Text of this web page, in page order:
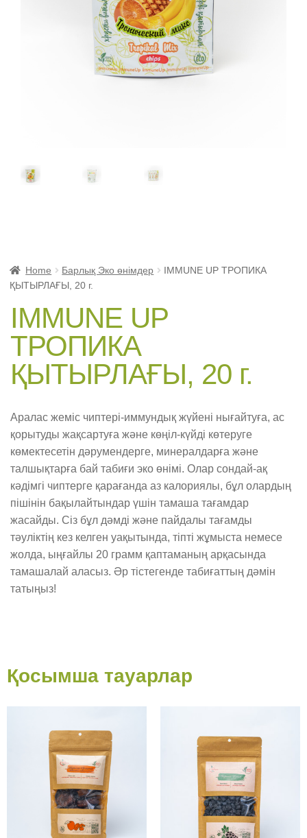
Home Барлық Эко өнімдер
IMMUNE UP ТРОПИКА
ҚЫТЫРЛАҒЫ, 20 г.
IMMUNE UP
ТРОПИКА
ҚЫТЫРЛАҒЫ, 20 г.
Аралас жеміс чиптері-иммундық жүйені нығайтуға, ас
қорытуды жақсартуға және көңіл-күйді көтеруге
көмектесетін дәрумендерге, минералдарға және
талшықтарға бай табиғи эко өнімі. Олар сондай-ақ
кәдімгі чиптерге қарағанда аз калориялы, бұл олардың
пішінін бақылайтындар үшін тамаша тағамдар
жасайды. Сіз бұл дәмді және пайдалы тағамды
тәуліктің кез келген уақытында, тіпті жұмыста немесе
жолда, ыңғайлы 20 грамм қаптаманың арқасында
тамашалай аласыз. Әр тістегенде табиғаттың дәмін
татыңыз!
Қосымша тауарлар